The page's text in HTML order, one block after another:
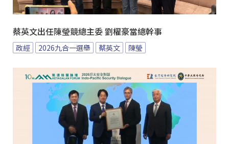
蔡英文出任陳瑩競總主委 劉櫂豪當總幹事
政經 2026九合一選舉 蔡英文 陳瑩